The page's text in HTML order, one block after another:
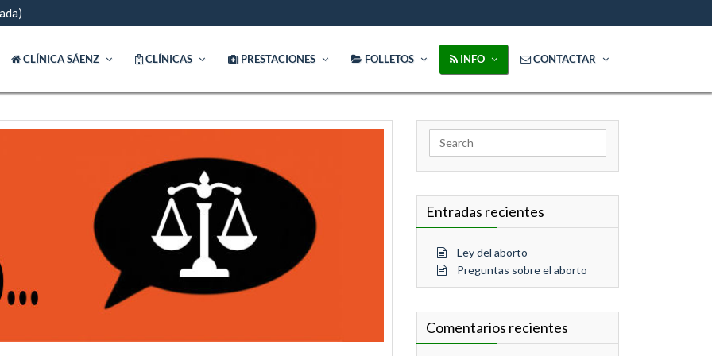
CLÍNICA SÁENZ CLÍNICAS PRESTACIONES FOLLETOS INFO CONTACTAR
Search
for:
Entradas recientes
Ley del aborto
Preguntas sobre el aborto
Comentarios recientes